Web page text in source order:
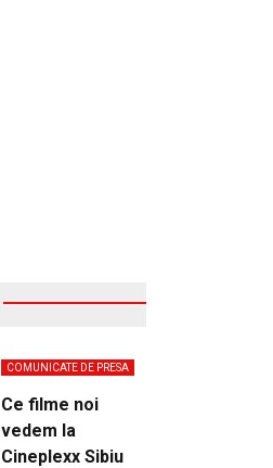
COMUNICATE DE PRESA
Ce filme noi
vedem la
Cineplexx Sibiu